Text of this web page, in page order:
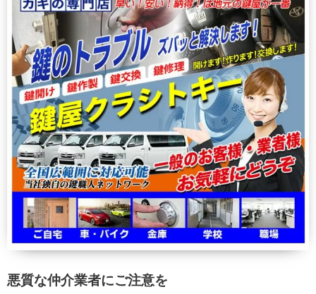
悪質な仲介業者にご注意を